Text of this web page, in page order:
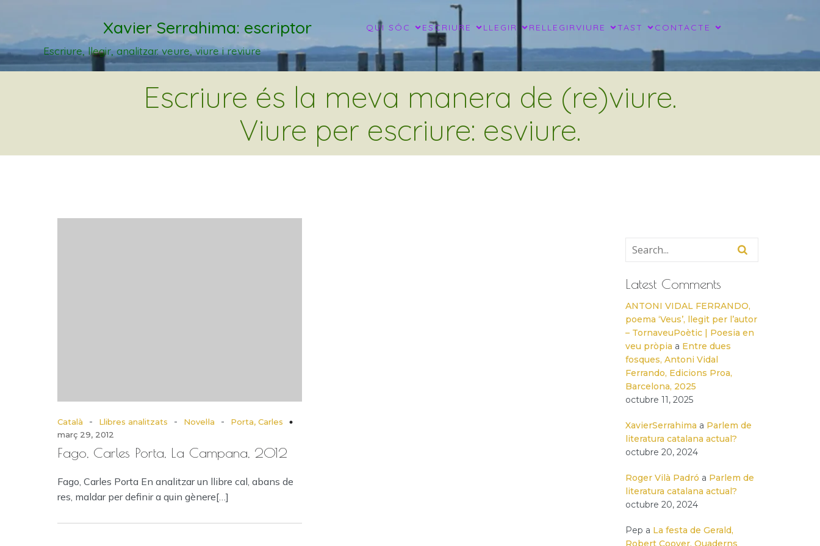
Xavier Serrahima: escriptor QUI SÓC ESCRIURE LLEGIR RELLEGIRVIURE TAST CONTACTE
Escriure, llegir, analitzar. veure, viure i reviure
Escriure és la meva manera de (re)viure.
Viure per escriure: esviure.
Català - Llibres analitzats - Novel·la -
Porta, Carles
març 29, 2012
Fago, Carles Porta, La Campana, 2012
Fago, Carles Porta En analitzar un llibre cal, abans de
res, maldar per definir a quin gènere[…]
Latest Comments
ANTONI VIDAL FERRANDO,
poema ‘Veus’, llegit per l’autor
– TornaveuPoètic | Poesia en
veu pròpia a Entre dues
fosques, Antoni Vidal
Ferrando, Edicions Proa,
Barcelona, 2025
octubre 11, 2025
XavierSerrahima a Parlem de
literatura catalana actual?
octubre 20, 2024
Roger Vilà Padró a Parlem de
literatura catalana actual?
octubre 20, 2024
Pep a La festa de Gerald,
Robert Coover, Quaderns